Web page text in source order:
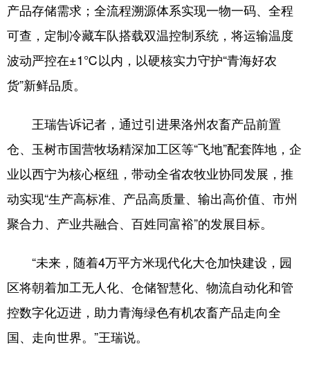
产品存储需求；全流程溯源体系实现一物一码、全程
可查，定制冷藏车队搭载双温控制系统，将运输温度
波动严控在±1℃以内，以硬核实力守护“青海好农
货”新鲜品质。
王瑞告诉记者，通过引进果洛州农畜产品前置
仓、玉树市国营牧场精深加工区等“飞地”配套阵地，企
业以西宁为核心枢纽，带动全省农牧业协同发展，推
动实现“生产高标准、产品高质量、输出高价值、市州
聚合力、产业共融合、百姓同富裕”的发展目标。
“未来，随着4万平方米现代化大仓加快建设，园
区将朝着加工无人化、仓储智慧化、物流自动化和管
控数字化迈进，助力青海绿色有机农畜产品走向全
国、走向世界。”王瑞说。